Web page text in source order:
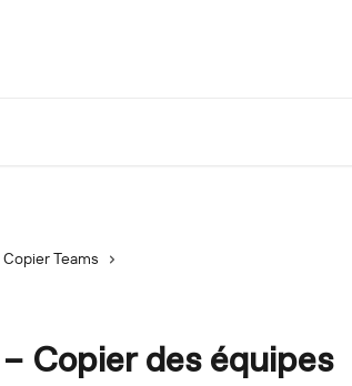
Copier Teams
Copier des équipes